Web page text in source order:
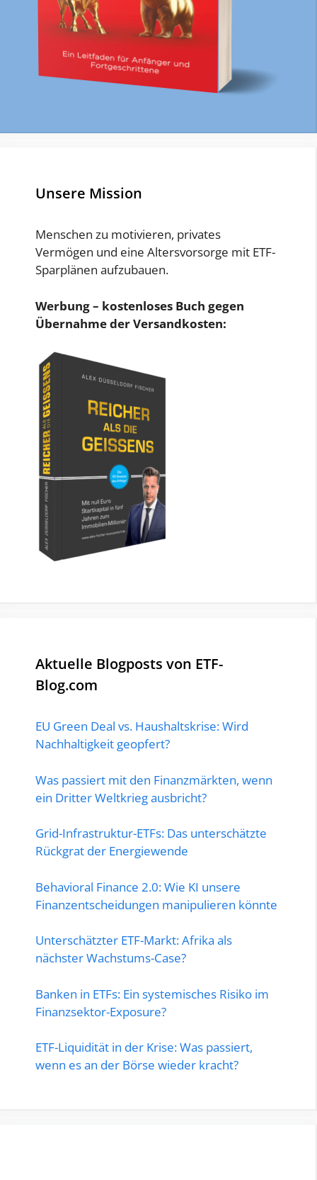
Unsere Mission
Menschen zu motivieren, privates
Vermögen und eine Altersvorsorge mit ETF-
Sparplänen aufzubauen.
Werbung – kostenloses Buch gegen
Übernahme der Versandkosten:
Aktuelle Blogposts von ETF-
Blog.com
EU Green Deal vs. Haushaltskrise: Wird
Nachhaltigkeit geopfert?
Was passiert mit den Finanzmärkten, wenn
ein Dritter Weltkrieg ausbricht?
Grid-Infrastruktur-ETFs: Das unterschätzte
Rückgrat der Energiewende
Behavioral Finance 2.0: Wie KI unsere
Finanzentscheidungen manipulieren könnte
Unterschätzter ETF-Markt: Afrika als
nächster Wachstums-Case?
Banken in ETFs: Ein systemisches Risiko im
Finanzsektor-Exposure?
ETF-Liquidität in der Krise: Was passiert,
wenn es an der Börse wieder kracht?